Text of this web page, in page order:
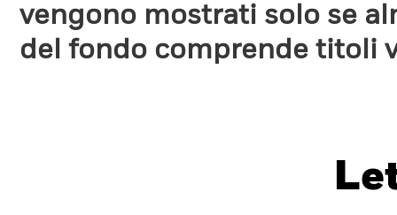
vengono mostrati solo se
del fondo comprende titoli